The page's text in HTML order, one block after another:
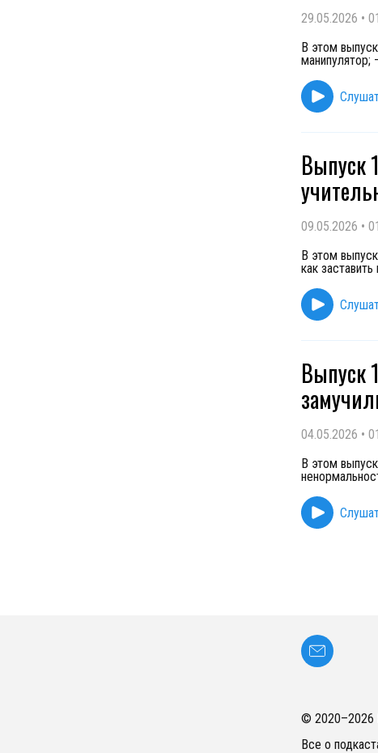
29.05.2026 •
В этом
Выпуск
09.05.2026 •
В этом
как
Выпуск
04.05.2026 •
В этом
© 2020–2026
Все о